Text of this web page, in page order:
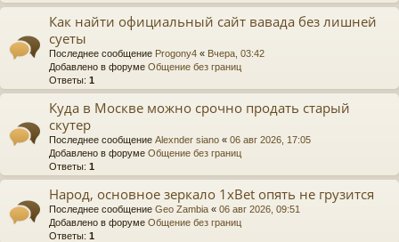
Как найти официальный сайт вавада без лишней
суеты
Последнее сообщение Progony4 « Вчера, 03:42
Добавлено в форуме Общение без границ
Ответы: 1
Куда в Москве можно срочно продать старый
скутер
Последнее сообщение Alexnder siano « 06 авг 2026, 17:05
Добавлено в форуме Общение без границ
Ответы: 1
Народ, основное зеркало 1xBet опять не грузится
Последнее сообщение Geo Zambia « 06 авг 2026, 09:51
Добавлено в форуме Общение без границ
Ответы: 1